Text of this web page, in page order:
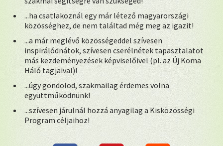
...ha csatlakoznál egy már létező magyarországi
közösséghez, de nem találtad még meg az igazit!
...a már meglévő közösségeddel szívesen
inspirálódnátok, szívesen cserélnétek tapasztalatot
más kezdeményezések képviselőivel (pl. az Új Koma
Háló tagjaival)!
...úgy gondolod, szakmailag érdemes volna
együttműködnünk!
...szívesen járulnál hozzá anyagilag a Kisközösségi
Program céljaihoz!